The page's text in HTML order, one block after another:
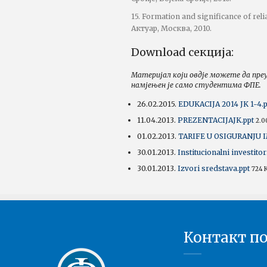
15. Formation and significance of
Актуар, Москва, 2010.
Download секција:
Материјал који овдје можете да
намјењен је само студентима ФПЕ.
26.02.2015. EDUKACIJA 2014 JK 1-
11.04.2013. PREZENTACIJAJK.ppt
01.02.2013. TARIFE U OSIGURANJU
30.01.2013. Institucionalni
30.01.2013. Izvori sredstava.ppt 724
Контакт